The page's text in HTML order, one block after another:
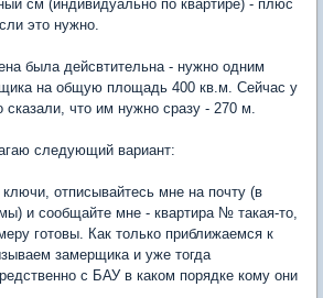
см (индивидуально по квартире) - плюс
это нужно.
была дейсвтительна - нужно одним
на общую площадь 400 кв.м. Сейчас у
сказали, что им нужно сразу - 270 м.
следующий вариант:
ключи, отписывайтесь мне на почту (в
и сообщайте мне - квартира № такая-то,
готовы. Как только приближаемся к
замерщика и уже тогда
с БАУ в каком порядке кому они